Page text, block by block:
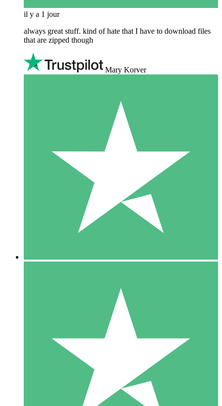
il y a 1 jour
always great stuff. kind of hate that I have to download files
that are zipped though
Mary Korver